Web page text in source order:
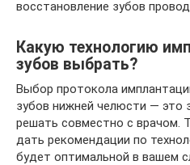
восстановление зубов
Какую технологию
зубов выбрать?
Выбор протокола
зубов нижней челюсти — это
решать совместно с врачом.
дать рекомендации по
будет оптимальной в вашем